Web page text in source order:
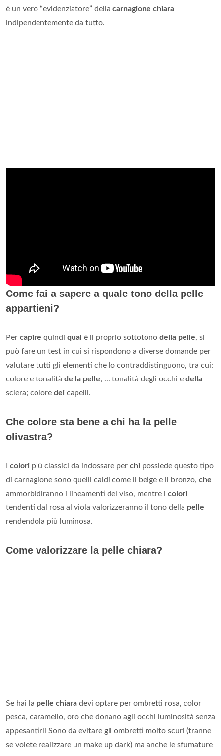
è un vero “evidenziatore” della carnagione chiara
indipendentemente da tutto.
Come fai a sapere a quale tono della pelle
appartieni?
Per capire quindi qual è il proprio sottotono della pelle, si
può fare un test in cui si rispondono a diverse domande per
valutare tutti gli elementi che lo contraddistinguono, tra cui:
colore e tonalità della pelle; ... tonalità degli occhi e della
sclera; colore dei capelli.
Che colore sta bene a chi ha la pelle
olivastra?
colori più classici da indossare per chi possiede questo tipo
di carnagione sono quelli caldi come il beige e il bronzo, che
ammorbidiranno i lineamenti del viso, mentre i colori
tendenti dal rosa al viola valorizzeranno il tono della pelle
rendendola più luminosa.
Come valorizzare la pelle chiara?
Se hai la pelle chiara devi optare per ombretti rosa, color
pesca, caramello, oro che donano agli occhi luminosità senza
appesantirli Sono da evitare gli ombretti molto scuri (tranne
se volete realizzare un make up dark) ma anche le sfumature